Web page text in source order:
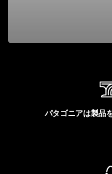
パタゴニアは製品